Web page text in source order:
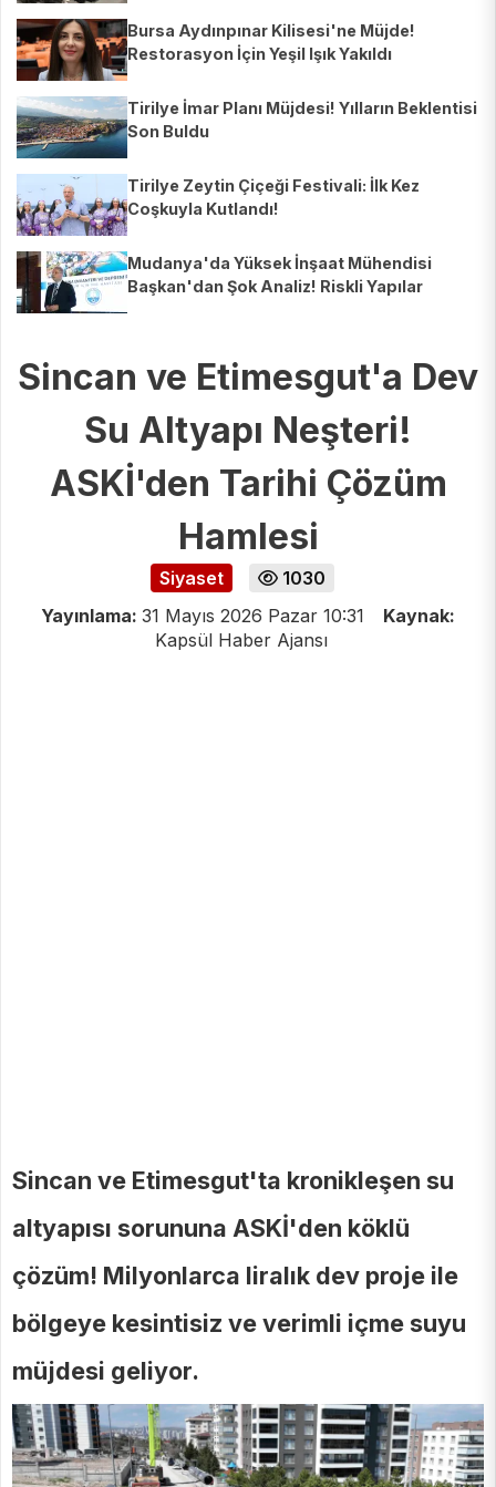
Bursa Aydınpınar Kilisesi'ne Müjde!
Restorasyon İçin Yeşil Işık Yakıldı
Tirilye İmar Planı Müjdesi! Yılların Beklentisi
Son Buldu
Tirilye Zeytin Çiçeği Festivali: İlk Kez
Coşkuyla Kutlandı!
Mudanya'da Yüksek İnşaat Mühendisi
Başkan'dan Şok Analiz! Riskli Yapılar
Sincan ve Etimesgut'a Dev
Su Altyapı Neşteri!
ASKİ'den Tarihi Çözüm
Hamlesi
Siyaset
1030
Yayınlama: 31 Mayıs 2026 Pazar 10:31
Kaynak:
Kapsül Haber Ajansı
Sincan ve Etimesgut'ta kronikleşen su
altyapısı sorununa ASKİ'den köklü
çözüm! Milyonlarca liralık dev proje ile
bölgeye kesintisiz ve verimli içme suyu
müjdesi geliyor.